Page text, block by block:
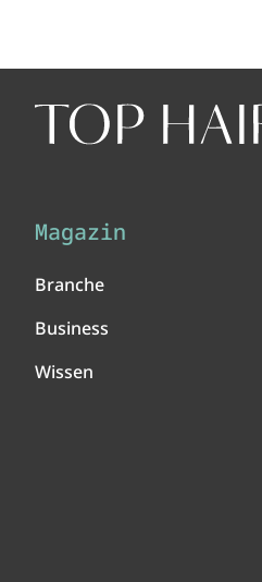
Magazin
Branche
Business
Wissen